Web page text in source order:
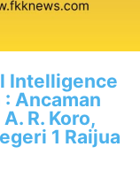
Intelligence
Ancaman
R. Koro,
1 Raijua